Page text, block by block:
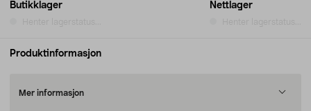
Butikklager Nettlager
Produktinformasjon
Mer informasjon